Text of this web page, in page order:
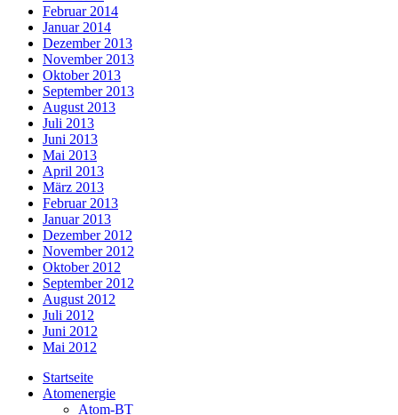
Februar 2014
Januar 2014
Dezember 2013
November 2013
Oktober 2013
September 2013
August 2013
Juli 2013
Juni 2013
Mai 2013
April 2013
März 2013
Februar 2013
Januar 2013
Dezember 2012
November 2012
Oktober 2012
September 2012
August 2012
Juli 2012
Juni 2012
Mai 2012
Startseite
Atomenergie
Atom-BT